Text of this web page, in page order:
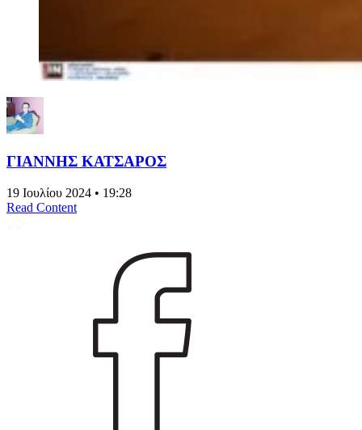
ΓΙΑΝΝΗΣ ΚΑΤΣΑΡΟΣ
19 Ιουλίου 2024 • 19:28
Read Content